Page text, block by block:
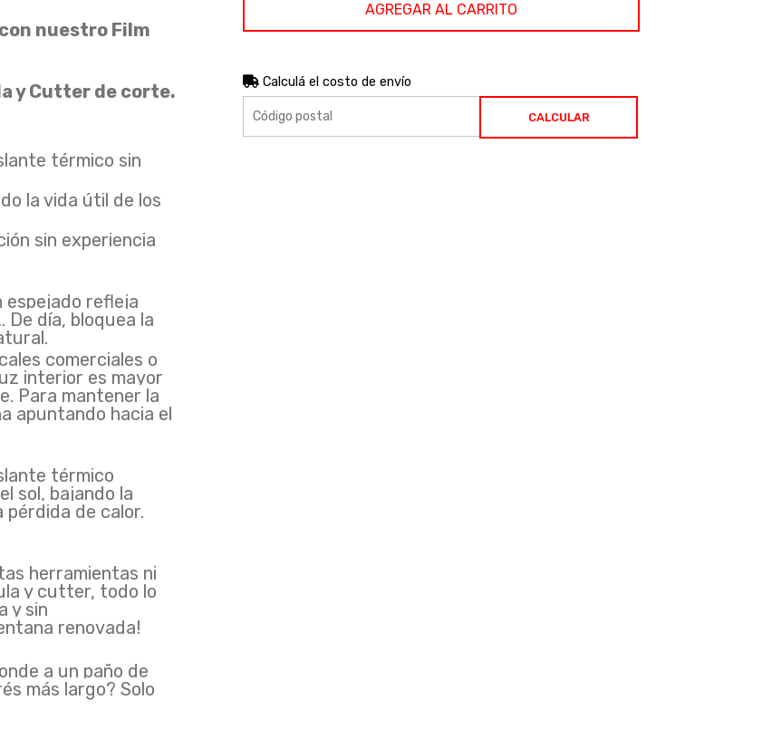
nuestro Film
y Cutter de corte.
térmico sin
la vida útil de los
sin experiencia
espejado refleja
De día, bloquea la
comerciales o
interior es mayor
Para mantener la
apuntando hacia el
térmico
sol, bajando la
de calor.
herramientas ni
y cutter, todo lo
y sin
renovada!
a un paño de
más largo? Solo
AGREGAR AL CARRITO
Calculá el costo de envío
CALCULAR